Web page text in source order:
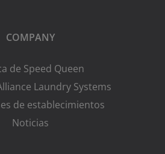
COMPANY
de Speed Queen
Laundry Systems
de establecimientos
Noticias